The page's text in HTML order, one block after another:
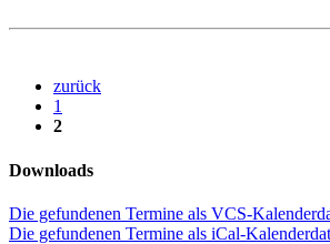
zurück
1
2
Downloads
Die gefundenen Termine als VCS-
Die gefundenen Termine als iCal-